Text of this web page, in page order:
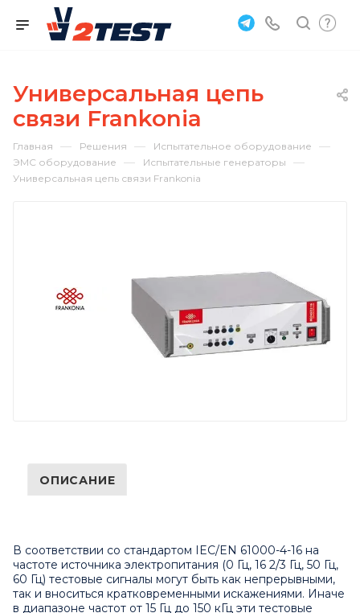
Универсальная цепь
связи Frankonia
Главная — Решения — Испытательное оборудование —
ЭМС оборудование — Испытательные генераторы —
Универсальная цепь связи Frankonia
ОПИСАНИЕ
В соответствии со стандартом IEC/EN 61000-4-16 на
частоте источника электропитания (0 Гц, 16 2/3 Гц, 50 Гц,
60 Гц) тестовые сигналы могут быть как непрерывными,
так и вноситься кратковременными искажениями. Иначе
в диапазоне частот от 15 Гц до 150 кГц эти тестовые